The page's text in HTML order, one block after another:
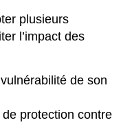
plusieurs
l’impact des
de son
protection contre